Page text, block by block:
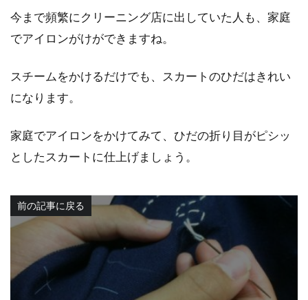
今まで頻繁にクリーニング店に出していた人も、家庭
でアイロンがけができますね。
スチームをかけるだけでも、スカートのひだはきれい
になります。
家庭でアイロンをかけてみて、ひだの折り目がピシッ
としたスカートに仕上げましょう。
前の記事に戻る